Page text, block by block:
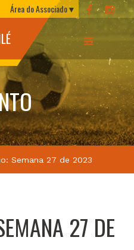
Área do Associado
Semana 27 de 2023
27 DE